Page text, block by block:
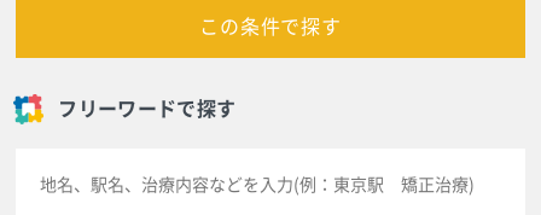
この条件で探す
フリーワードで探す